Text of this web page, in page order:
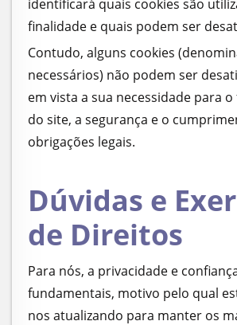
identificará quais cookies são
finalidade e quais podem ser
Contudo, alguns cookies
necessários) não podem ser
em vista a sua necessidade para
do site, a segurança e o
obrigações legais.
Dúvidas e
de Direitos
Para nós, a privacidade e
fundamentais, motivo pelo qual
nos atualizando para manter os